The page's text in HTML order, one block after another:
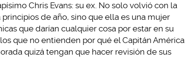
Chris Evans: su ex. No solo volvió con la
de año, sino que ella es una mujer
que darían cualquier cosa por estar en su
que no entienden por qué el Capitán América
quizá tengan que hacer revisión de sus